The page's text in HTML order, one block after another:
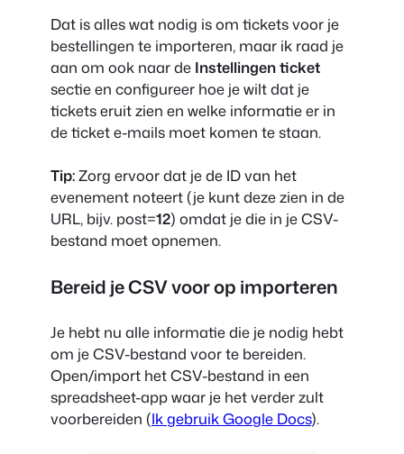
Dat is alles wat nodig is om tickets voor je
bestellingen te importeren, maar ik raad je
aan om ook naar de Instellingen ticket
sectie en configureer hoe je wilt dat je
tickets eruit zien en welke informatie er in
de ticket e-mails moet komen te staan.
Tip:Zorg ervoor dat je de ID van het
evenement noteert (je kunt deze zien in de
URL, bijv. post=12) omdat je die in je CSV-
bestand moet opnemen.
Bereid je CSV voor op importeren
Je hebt nu alle informatie die je nodig hebt
om je CSV-bestand voor te bereiden.
Open/import het CSV-bestand in een
spreadsheet-app waar je het verder zult
voorbereiden (Ik gebruik Google Docs).